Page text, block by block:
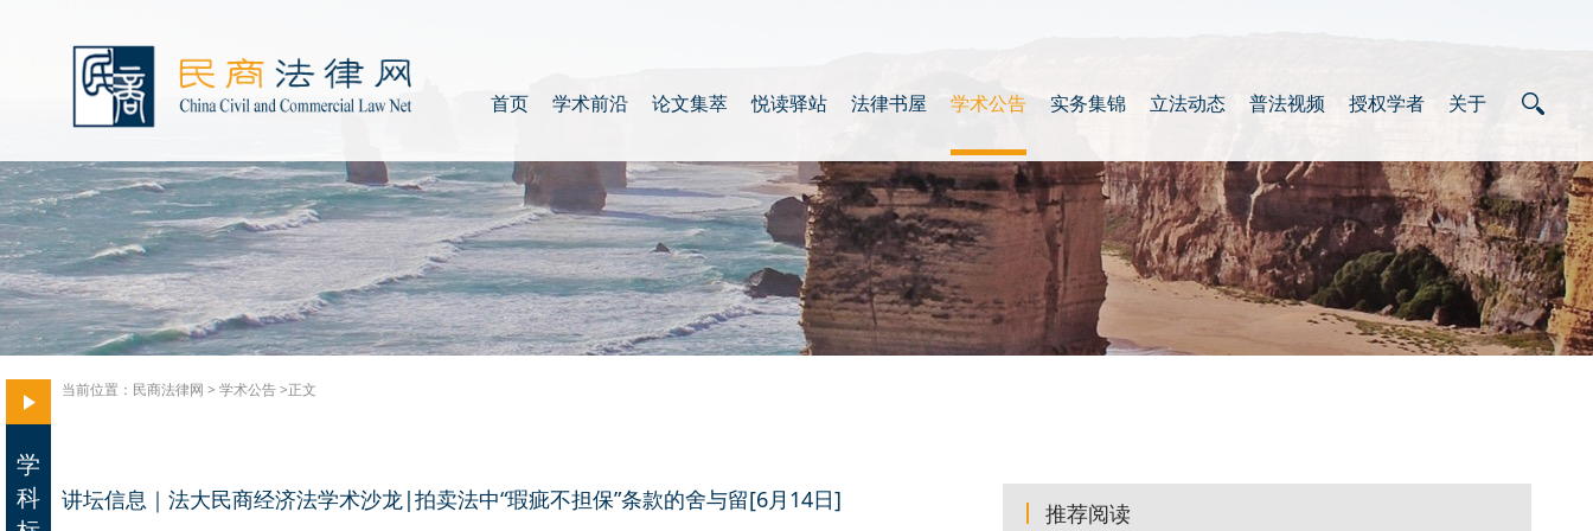
首页 学术前沿 论文集萃 悦读驿站 法律书屋 学术公告 实务集锦 立法动态 普法视频 授权学者 关于
当前位置： 民商法律网 > 学术公告>正文
讲坛信息｜法大民商经济法学术沙龙|拍卖法中“瑕疵不担保”条款的舍与留[6月14日] 推荐阅读
学
科